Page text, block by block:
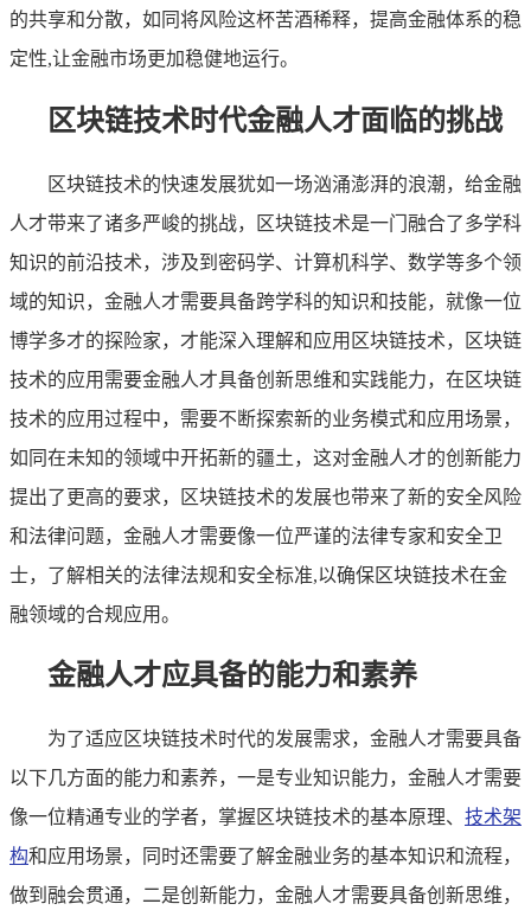
的共享和分散，如同将风险这杯苦酒稀释，提高金融体系的稳
定性,让金融市场更加稳健地运行。
区块链技术时代金融人才面临的挑战
区块链技术的快速发展犹如一场汹涌澎湃的浪潮，给金融
人才带来了诸多严峻的挑战，区块链技术是一门融合了多学科
知识的前沿技术，涉及到密码学、计算机科学、数学等多个领
域的知识，金融人才需要具备跨学科的知识和技能，就像一位
博学多才的探险家，才能深入理解和应用区块链技术，区块链
技术的应用需要金融人才具备创新思维和实践能力，在区块链
技术的应用过程中，需要不断探索新的业务模式和应用场景，
如同在未知的领域中开拓新的疆土，这对金融人才的创新能力
提出了更高的要求，区块链技术的发展也带来了新的安全风险
和法律问题，金融人才需要像一位严谨的法律专家和安全卫
士，了解相关的法律法规和安全标准,以确保区块链技术在金
融领域的合规应用。
金融人才应具备的能力和素养
为了适应区块链技术时代的发展需求，金融人才需要具备
以下几方面的能力和素养，一是专业知识能力，金融人才需要
像一位精通专业的学者，掌握区块链技术的基本原理、 技术架
构和应用场景，同时还需要了解金融业务的基本知识和流程，
做到融会贯通，二是创新能力，金融人才需要具备创新思维，